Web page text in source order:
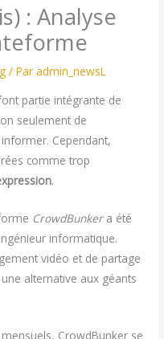
: Analyse
/ Paradmin_newsL
partie intégrante de
seulement de
Cependant,
comme trop
.
CrowdBunkera été
informatique.
vidéo et de partage
alternative aux géants
CrowdBunker se